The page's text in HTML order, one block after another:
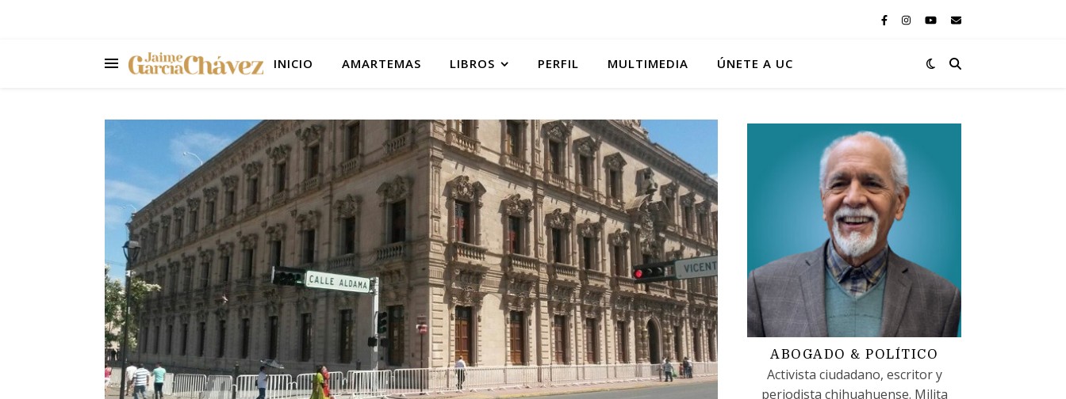
INICIO AMARTEMAS LIBROS PERFIL MULTIMEDIA ÚNETE A UC
ABOGADO & POLÍTICO
Activista ciudadano, escritor y
periodista chihuahuense. Milita